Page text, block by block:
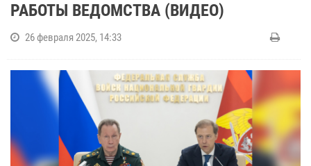
РАБОТЫ ВЕДОМСТВА (ВИДЕО)
26 февраля 2025, 14:33